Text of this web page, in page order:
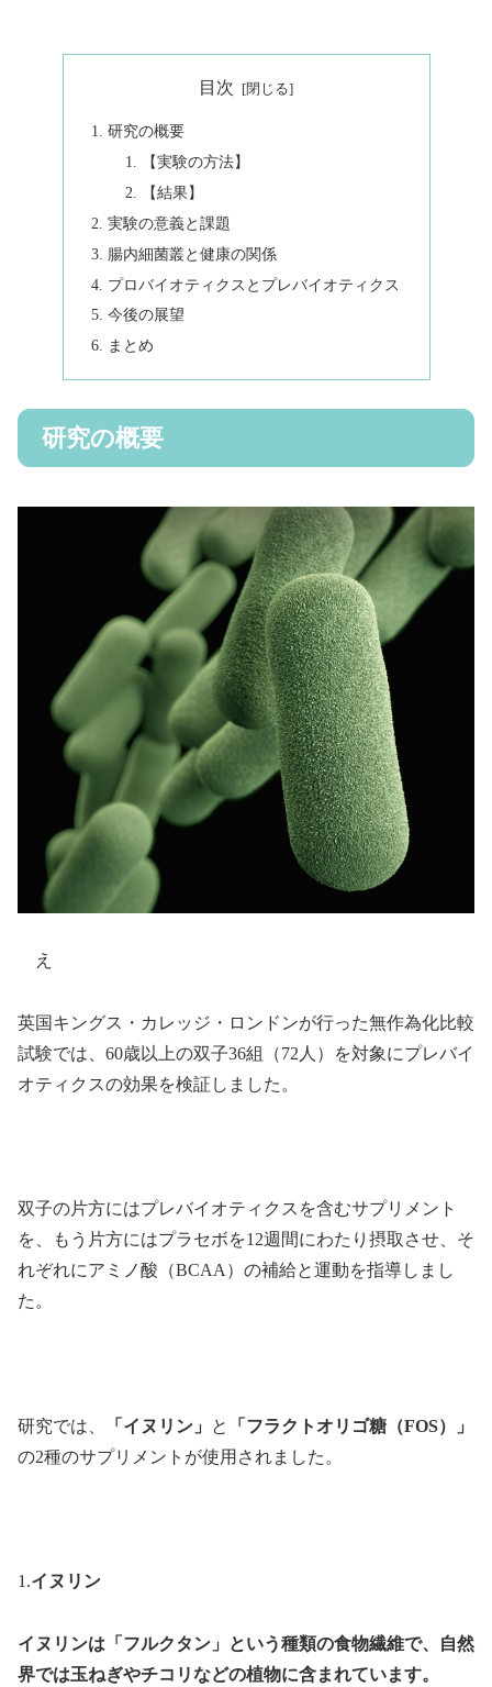
目次
研究の概要
【実験の方法】
【結果】
実験の意義と課題
腸内細菌叢と健康の関係
プロバイオティクスとプレバイオティクス
今後の展望
まとめ
研究の概要
え
英国キングス・カレッジ・ロンドンが行った無作為化比較
試験では、60歳以上の双子36組（72人）を対象にプレバイ
オティクスの効果を検証しました。
双子の片方にはプレバイオティクスを含むサプリメント
を、もう片方にはプラセボを12週間にわたり摂取させ、そ
れぞれにアミノ酸（BCAA）の補給と運動を指導しまし
た。
研究では、 「イヌリン」 と
「フラクトオリゴ糖（FOS）」
の2種のサプリメントが使用されました。
1.イヌリン
イヌリンは「フルクタン」という種類の食物繊維で、自然
界では玉ねぎやチコリなどの植物に含まれています。